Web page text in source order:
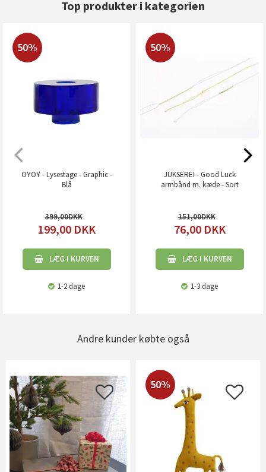
Top produkter i kategorien
50%
OYOY - Lysestage - Graphic -
Blå
399,00
199,00 DKK
LÆG I KURVEN
1-2 dage
50%
JUKSEREI - Good Luck
armbånd m. kæde - Sort
151,00
76,00 DKK
LÆG I KURVEN
1-3 dage
Andre kunder købte også
50%